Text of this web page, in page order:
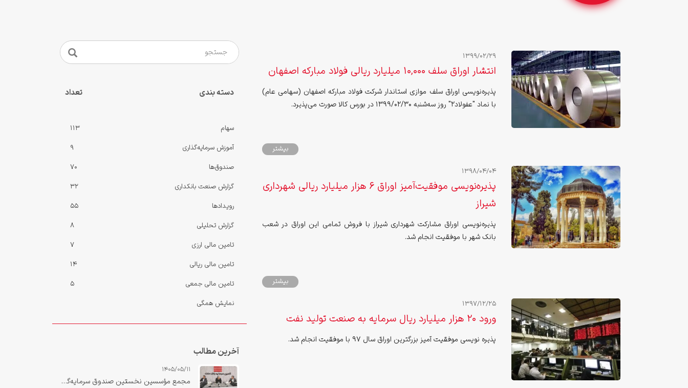
1399/02/29
انتشار اوراق سلف 10,000 میلیارد ریالی فولاد مبارکه اصفهان
پذیره‌نویسی اوراق سلف موازی استاندار شرکت فولاد مبارکه اصفهان (سهامی عام)
با نماد "عفولاد2" روز سه‌شنبه 1399/02/30 در بورس کالا صورت می‌پذیرد.
بیشتر
1398/04/04
پذیره‌نویسی موفقیت‌آمیز اوراق ۶ هزار میلیارد ریالی شهرداری
شیراز
پذیره‌نویسی اوراق مشارکت شهرداری شیراز با فروش تمامی این اوراق در شعب
بانک شهر با موفقیت انجام شد.
بیشتر
1397/12/25
ورود ۲۰ هزار میلیارد ریال سرمایه به صنعت تولید نفت
پذیره نویسی موفقیت آمیز بزرگترین اوراق سال ۹۷ با موفقیت انجام شد.
دسته بندی تعداد
سهام
113
آموزش سرمایه‌گذاری
9
صندوق‌ها
70
گزارش صنعت بانکداری
32
رویدادها
55
گزارش‌ تحلیلی
8
تامین مالی ارزی
7
تامین مالی ریالی
14
تامین مالی جمعی
5
نمایش همگی
آخرین مطالب
1405/05/11
مجمع مؤسسین نخستین صندوق سرمایه‌گذاری ارزی کشور «صندوق ارزی مانا ملت» برگزار شد.